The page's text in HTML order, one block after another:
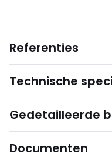
Referenties
Technische
Gedetailleerde
Documenten